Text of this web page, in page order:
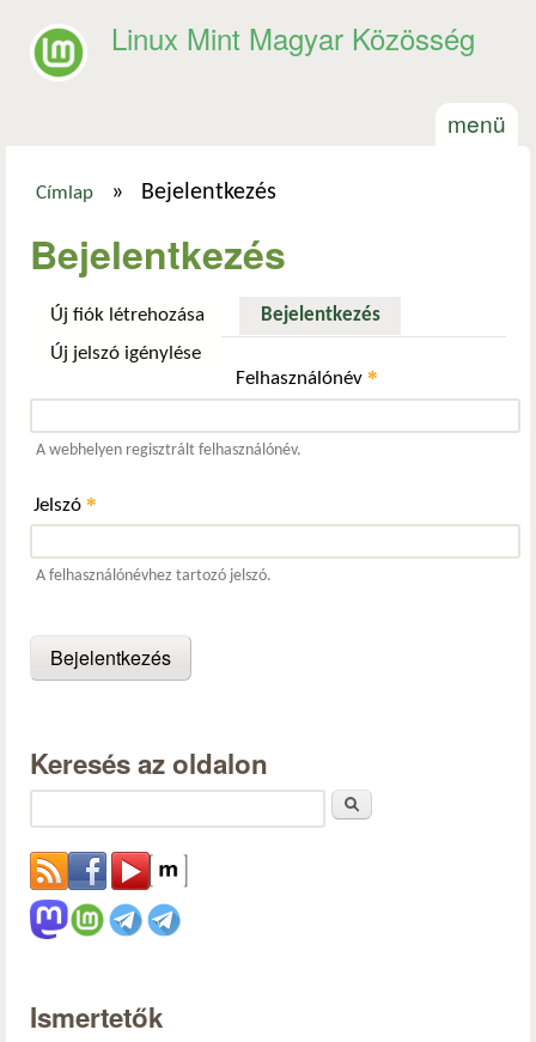
Linux Mint Magyar Közösség
menü
Címlap » Bejelentkezés
Bejelentkezés
Új fiók létrehozása Bejelentkezés(aktív fül)
Új jelszó igénylése
Felhasználónév*
A webhelyen regisztrált felhasználónév.
Jelszó *
A felhasználónévhez tartozó jelszó.
Keresés az oldalon
Ismertetők